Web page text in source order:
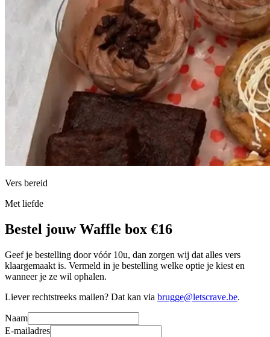
Vers bereid
Met liefde
Bestel jouwWaffle box €16
Geef je bestelling door vóór 10u, dan zorgen wij dat alles vers
klaargemaakt is. Vermeld in je bestelling welke optie je kiest en
wanneer je ze wil ophalen.
Liever rechtstreeks mailen? Dat kan via brugge@letscrave.be.
Naam
E-mailadres